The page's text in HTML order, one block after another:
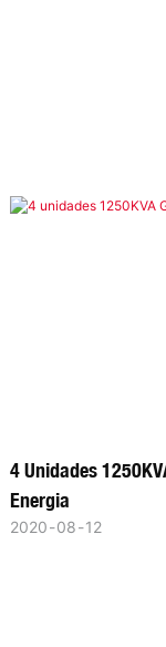
4 Unidades
Energia
2020 08 12